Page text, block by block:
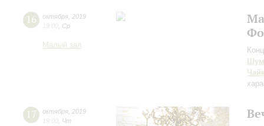
16 октября 2019
19:00 Ср
Малый зал
17 октября 2019
19:00 Чт